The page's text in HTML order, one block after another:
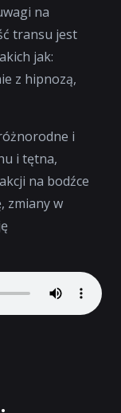
na
transu jest
jak:
z hipnozą,
i
i tętna,
na bodźce
zmiany w